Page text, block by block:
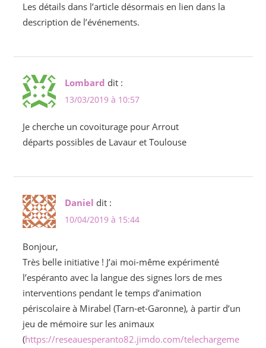
Les détails dans l’article désormais en lien dans la
description de l’événements.
Lombard dit :
13/03/2019 à 10:57
Je cherche un covoiturage pour Arrout
départs possibles de Lavaur et Toulouse
Daniel dit :
10/04/2019 à 15:44
Bonjour,
Très belle initiative ! J’ai moi-même expérimenté
l’espéranto avec la langue des signes lors de mes
interventions pendant le temps d’animation
périscolaire à Mirabel (Tarn-et-Garonne), à partir d’un
jeu de mémoire sur les animaux
(https://reseauesperanto82.jimdo.com/telechargeme